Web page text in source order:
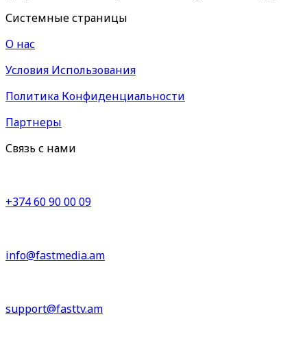
Системные страницы
О нас
Условия Использования
Политика Конфиденциальности
Партнеры
Связь с нами
+374 60 90 00 09
info@fastmedia.am
support@fasttv.am